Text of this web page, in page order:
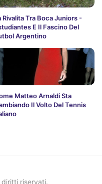
Rivalita Tra Boca Juniors -
E Il Fascino Del
Argentino
Matteo Arnaldi Sta
Il Volto Del Tennis
riservati.